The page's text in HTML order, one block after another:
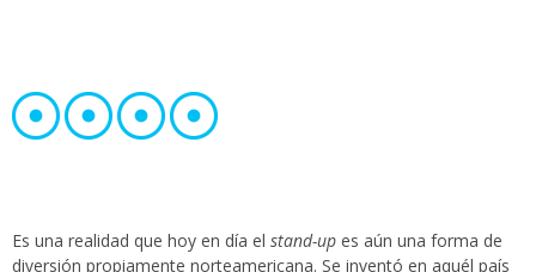
Es una realidad que hoy en día el stand-up es aún una forma de
diversión propiamente norteamericana. Se inventó en aquél país